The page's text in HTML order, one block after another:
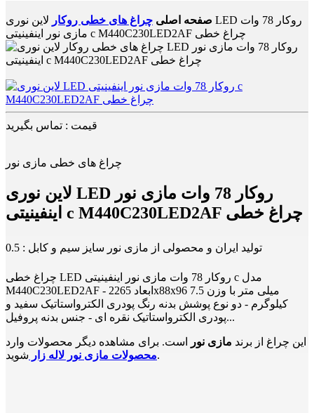
صفحه اصلی چراغ های خطی روکار لاین نوری LED روکار 78 وات
مازی نور اینفینیتی c M440C230LED2AF چراغ خطی
قیمت : تماس بگیرید
چراغ های خطی مازی نور
لاین نوری LED روکار 78 وات مازی نور
اینفینیتی c M440C230LED2AF چراغ خطی
تولید ایران و محصولی از مازی نور سایز سیم و کابل : 0.5
چراغ خطی LED روکار 78 وات مازی نور اینفینیتی c مدل
M440C230LED2AF - ابعاد 2265x88x96 میلی متر با وزن 7.5
کیلوگرم - دو نوع پوشش بدنه رنگ پودری الکترواستاتیک سفید و
پودری الکترواستاتیک نقره ای - جنس بدنه پروفیل...
این چراغ از برند مازی نور
است. برای مشاهده دیگر محصولات وارد
محصولات مازی نور لاله زارشوید.